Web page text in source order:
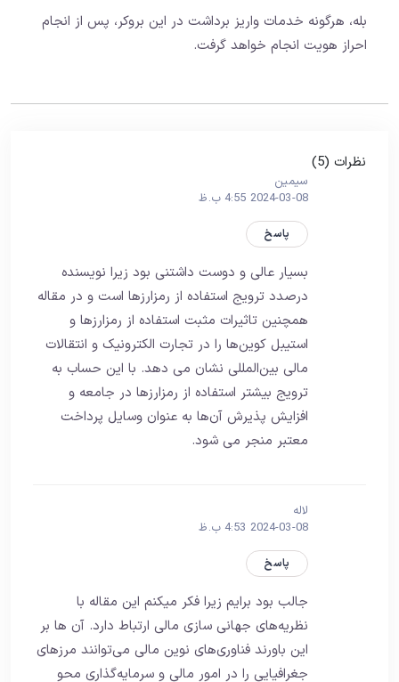
بله، هرگونه خدمات واریز برداشت در این بروکر، پس از انجام
احراز هویت انجام خواهد گرفت.
نظرات (5)
سیمین
2024-03-08 4:55 ب.ظ
پاسخ
بسیار عالی و دوست داشتنی بود زیرا نویسنده
درصدد ترویج استفاده از رمزارزها است و در مقاله
همچنین تاثیرات مثبت استفاده از رمزارزها و
استیبل کوین‌ها را در تجارت الکترونیک و انتقالات
مالی بین‌المللی نشان می دهد. با این حساب به
ترویج بیشتر استفاده از رمزارزها در جامعه و
افزایش پذیرش آن‌ها به عنوان وسایل پرداخت
معتبر منجر می شود.
لاله
2024-03-08 4:53 ب.ظ
پاسخ
جالب بود برایم زیرا فکر میکنم این مقاله با
نظریه‌های جهانی‌ سازی مالی ارتباط دارد. آن ها بر
این باورند فناوری‌های نوین مالی می‌توانند مرزهای
جغرافیایی را در امور مالی و سرمایه‌گذاری محو